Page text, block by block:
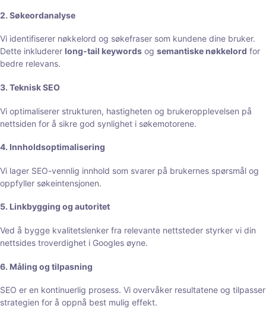
2. Søkeordanalyse
Vi identifiserer nøkkelord og søkefraser som kundene dine bruker.
Dette inkluderer long-tail keywords og semantiske nøkkelord for
bedre relevans.
3. Teknisk SEO
Vi optimaliserer strukturen, hastigheten og brukeropplevelsen på
nettsiden for å sikre god synlighet i søkemotorene.
4. Innholdsoptimalisering
Vi lager SEO-vennlig innhold som svarer på brukernes spørsmål og
oppfyller søkeintensjonen.
5. Linkbygging og autoritet
Ved å bygge kvalitetslenker fra relevante nettsteder styrker vi din
nettsides troverdighet i Googles øyne.
6. Måling og tilpasning
SEO er en kontinuerlig prosess. Vi overvåker resultatene og tilpasser
strategien for å oppnå best mulig effekt.